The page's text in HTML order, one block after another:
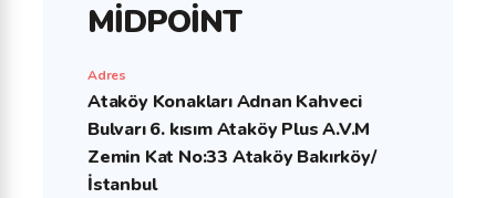
MİDPOİNT
Adres
Ataköy Konakları Adnan Kahveci
Bulvarı 6. kısım Ataköy Plus A.V.M
Zemin Kat No:33 Ataköy Bakırköy/
İstanbul